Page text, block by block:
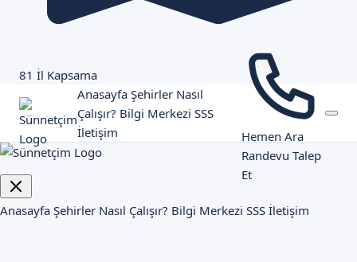
81 İl Kapsama
Anasayfa Şehirler Nasıl
Çalışır? Bilgi Merkezi SSS
İletişim
Hemen Ara
Randevu Talep
Et
Anasayfa Şehirler Nasıl Çalışır? Bilgi Merkezi SSS İletişim